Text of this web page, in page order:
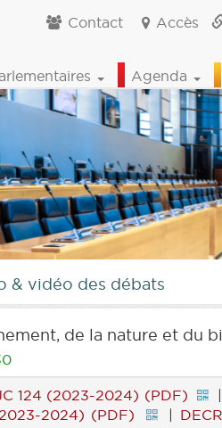
Contact Accès
Agenda
& vidéo des débats
de la nature et du
124 (2023-2024) (PDF) |
2024) (PDF) |